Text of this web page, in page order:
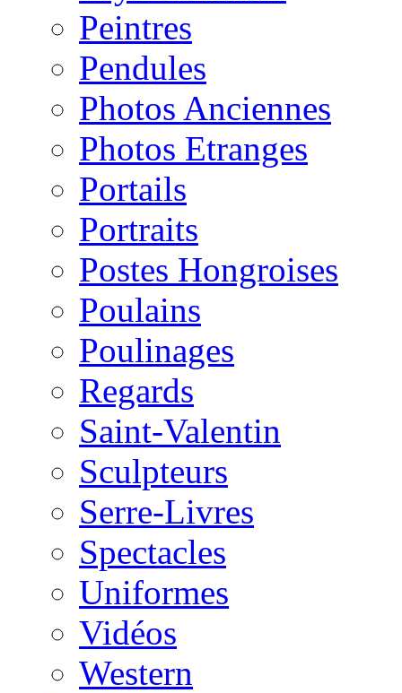
Peintres
Pendules
Photos Anciennes
Photos Etranges
Portails
Portraits
Postes Hongroises
Poulains
Poulinages
Regards
Saint-Valentin
Sculpteurs
Serre-Livres
Spectacles
Uniformes
Vidéos
Western